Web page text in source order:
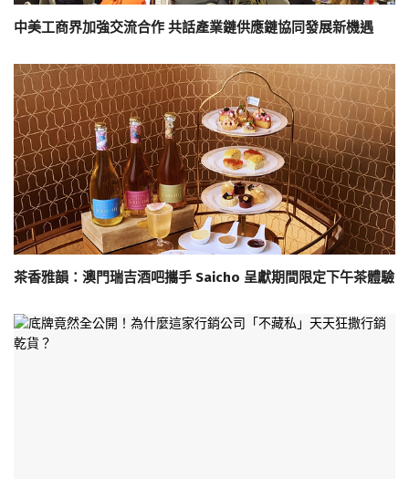
中美工商界加強交流合作 共話產業鏈供應鏈協同發展新機遇
茶香雅韻：澳門瑞吉酒吧攜手 Saicho 呈獻期間限定下午茶體驗